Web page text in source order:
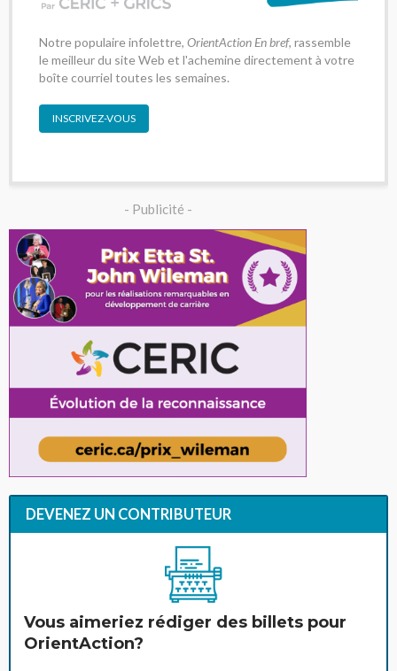
Notre populaire infolettre, OrientAction En bref, rassemble
le meilleur du site Web et l'achemine directement à votre
boîte courriel toutes les semaines.
INSCRIVEZ-VOUS
- Publicité -
DEVENEZ UN CONTRIBUTEUR
Vous aimeriez rédiger des billets pour
OrientAction?